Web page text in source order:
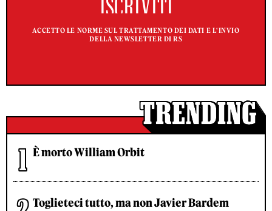
ACCETTO LE NORME SUL TRATTAMENTO DEI DATI E L'INVIO
DELLA NEWSLETTER DI RS
È morto William Orbit
Toglieteci tutto, ma non Javier Bardem